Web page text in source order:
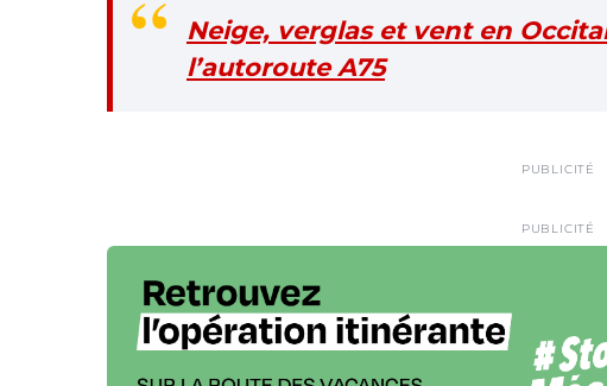
Neige, verglas et vent en
l’autoroute A75
PUBLICITÉ
PUBLICITÉ